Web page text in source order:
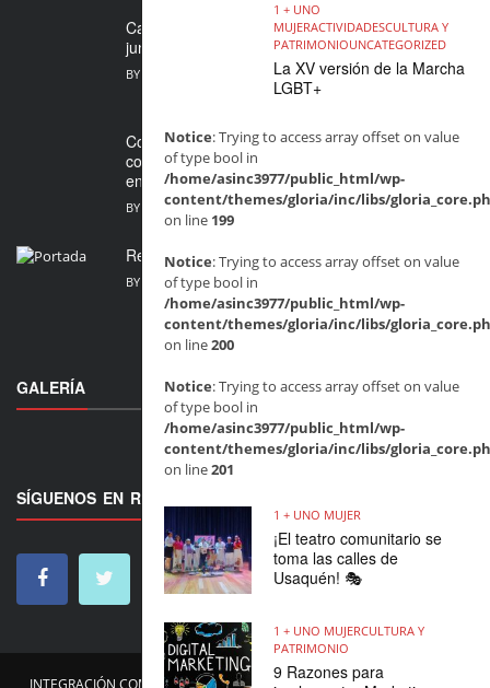
1 + UNO
MUJERACTIVIDADESCULTURA Y
PATRIMONIOUNCATEGORIZED
La XV versión de la Marcha
LGBT+
Notice: Trying to access array offset on value
of type bool in
/home/asinc3977/public_html/wp-
content/themes/gloria/inc/libs/
on line 199
Notice: Trying to access array offset on value
of type bool in
/home/asinc3977/public_html/wp-
content/themes/gloria/inc/libs/
on line200
Notice: Trying to access array offset on value
of type bool in
/home/asinc3977/public_html/wp-
content/themes/gloria/inc/libs/
on line201
1 + UNO MUJER
¡El teatro comunitario se
toma las calles de
Usaquén! 🎭
1 + UNO MUJERCULTURA Y
PATRIMONIO
9 Razones para
Cada Paso Cuenta: un festival para caminar
juntas por los derechos de las mujeres en ...
BY MARIA FERNANDA SARMIENTO JULIO 24, 2026
Convocatoria abierta para artistas víctimas del
conflicto: FESTIARTE 2026 abre sus inscripciones
en Bogotá
BY MARIA FERNANDA SARMIENTO JULIO 16, 2026
Revista 1+ Uno Mujer, junio 2026, edición 70
BY MARIA FERNANDA SARMIENTO
GALERÍA
SÍGUENOS EN REDES
INTEGRACIÓN COMUNITARIA NOSOTROS ACTIVIDADES VÍDEOS